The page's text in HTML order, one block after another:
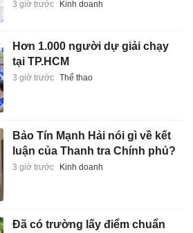
3 giờ trước Kinh doanh
Hơn 1.000 người dự giải chạy
tại TP.HCM
3 giờ trước Thể thao
Bảo Tín Mạnh Hải nói gì về kết
luận của Thanh tra Chính phủ?
3 giờ trước Kinh doanh
Đã có trường lấy điểm chuẩn